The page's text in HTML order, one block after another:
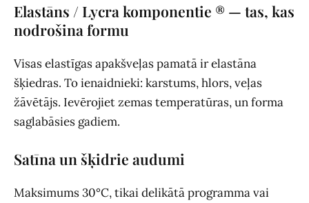
Elastāns / Lycra komponentie ® — tas, kas
nodrošina formu
Visas elastīgas apakšveļas pamatā ir elastāna
šķiedras. To ienaidnieki: karstums, hlors, veļas
žāvētājs. Ievērojiet zemas temperatūras, un forma
saglabāsies gadiem.
Satīna un šķidrie audumi
Maksimums 30°C, tikai delikātā programma vai